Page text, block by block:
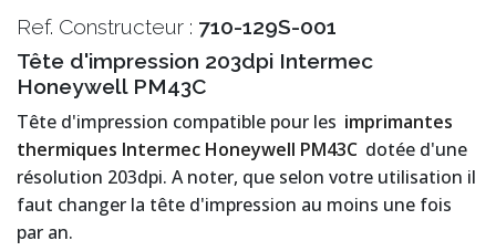
Ref. Constructeur : 710-129S-001
Tête d'impression 203dpi Intermec
Honeywell PM43C
Tête d'impression compatible pour les imprimantes
thermiques Intermec Honeywell PM43C dotée d'une
résolution 203dpi. A noter, que selon votre utilisation il
faut changer la tête d'impression au moins une fois
par an.